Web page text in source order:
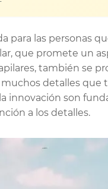
para las personas
, que promete un
también se
detalles
innovación son
a los detalles.